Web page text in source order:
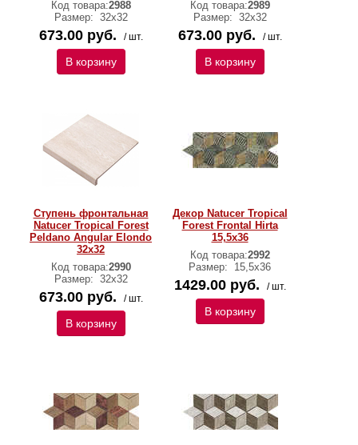
Код товара:2988
Размер: 32х32
673.00 руб. / шт.
В корзину
Код товара:2989
Размер: 32х32
673.00 руб. / шт.
В корзину
Ступень фронтальная
Natucer Tropical Forest
Peldano Angular Elondo
32х32
Код товара:2990
Размер: 32х32
673.00 руб. / шт.
В корзину
Декор Natucer Tropical
Forest Frontal Hirta
15,5х36
Код товара:2992
Размер:
15,5х36
1429.00 руб. / шт.
В корзину